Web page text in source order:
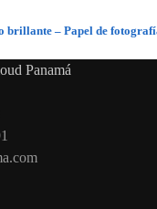
– Papel de